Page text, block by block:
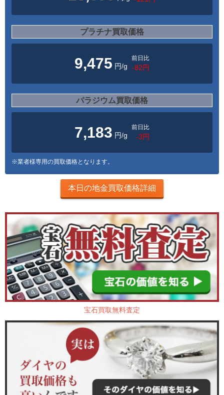
プラチナ買取価格
9,475 円/g
前日比
-82円
パラジウム買取価格
7,183 円/g
前日比
-3円
※業者様専用の買取価格となります。
本日の地金買取価格詳細
宝石買取無料査定